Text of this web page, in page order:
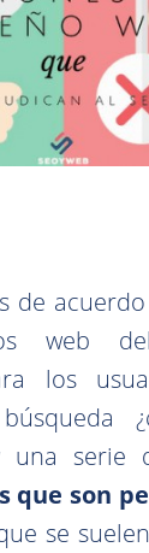
de
web
los
una serie
que son
se